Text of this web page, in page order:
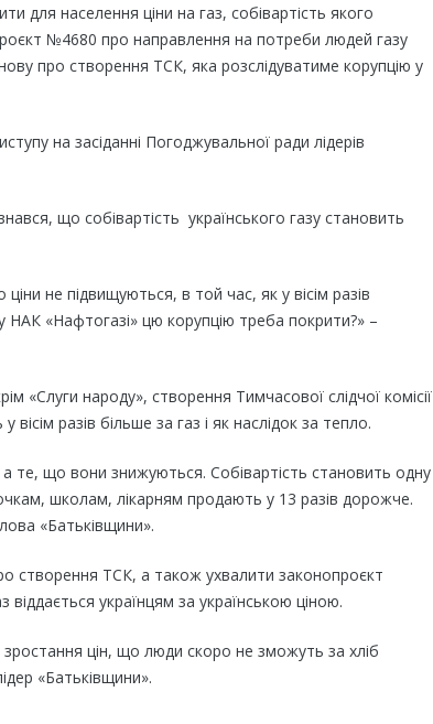
для населення ціни на газ, собівартість якого
№4680 про направлення на потреби людей газу
про створення ТСК, яка розслідуватиме корупцію у
на засіданні Погоджувальної ради лідерів
що собівартість українського газу становить
не підвищуються, в той час, як у вісім разів
«Нафтогазі» цю корупцію треба покрити?» –
«Слуги народу», створення Тимчасової слідчої комісії
разів більше за газ і як наслідок за тепло.
те, що вони знижуються. Собівартість становить одну
школам, лікарням продають у 13 разів дорожче.
«Батьківщини».
створення ТСК, а також ухвалити законопроєкт
українцям за українською ціною.
цін, що люди скоро не зможуть за хліб
«Батьківщини».